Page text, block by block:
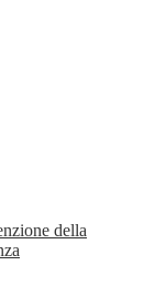
della